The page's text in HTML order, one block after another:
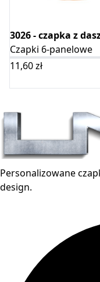
3026 - czapka z
Czapki 6-panelowe
11,60zł
Personalizowane
design.